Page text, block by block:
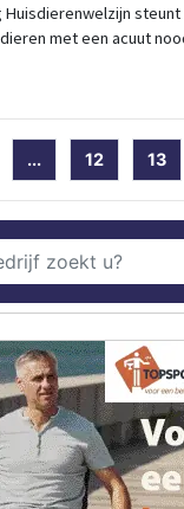
met een acuut
... 12 13